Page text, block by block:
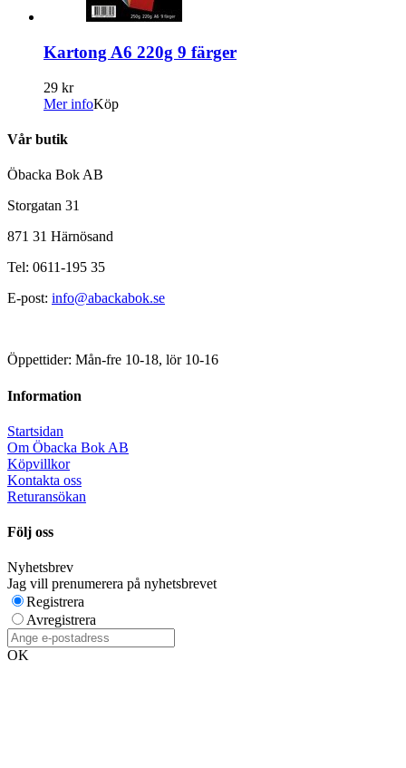
Kartong A6 220g 9 färger
29 kr
Mer infoKöp
Vår butik
Öbacka Bok AB
Storgatan 31
871 31 Härnösand
Tel: 0611-195 35
E-post: info@abackabok.se
Öppettider: Mån-fre 10-18, lör 10-16
Information
Startsidan
Om Öbacka Bok AB
Köpvillkor
Kontakta oss
Returansökan
Följ oss
Nyhetsbrev
Jag vill prenumerera på nyhetsbrevet
Registrera
Avregistrera
OK